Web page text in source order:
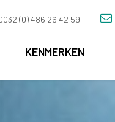
(0) 486 26 42 59
KENMERKEN